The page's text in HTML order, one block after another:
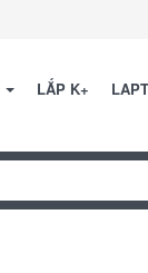
LẮP K+